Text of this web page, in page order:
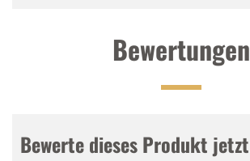
Bewertungen
Bewerte dieses Produkt jetzt